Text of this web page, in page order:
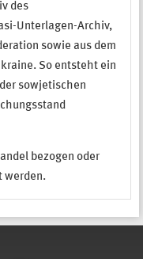
des
Unterlagen-Archiv,
sowie aus dem
So entsteht ein
sowjetischen
bezogen oder
werden.